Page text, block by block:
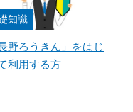
知識
長野ろうきん」をはじ
利用する方